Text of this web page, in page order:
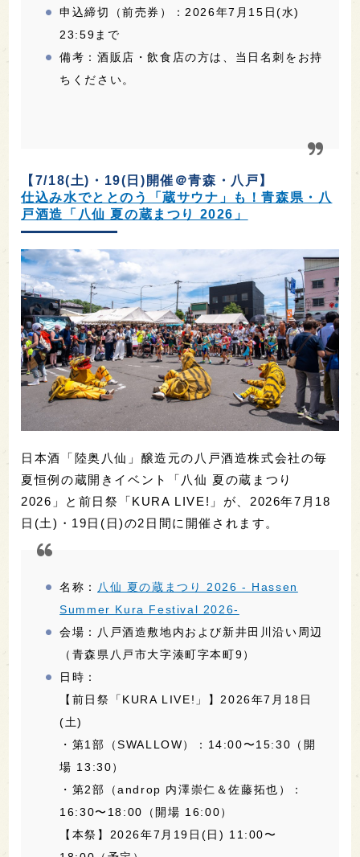
申込締切（前売券）：2026年7月15日(水)
23:59まで
備考：酒販店・飲食店の方は、当日名刺をお持
ちください。
【7/18(土)・19(日)開催＠青森・八戸】
仕込み水でととのう「蔵サウナ」も！青森県・八
戸酒造「八仙 夏の蔵まつり 2026」
日本酒「陸奥八仙」醸造元の八戸酒造株式会社の毎
夏恒例の蔵開きイベント「八仙 夏の蔵まつり
2026」と前日祭「KURA LIVE!」が、2026年7月18
日(土)・19日(日)の2日間に開催されます。
名称：
八仙 夏の蔵まつり 2026 - Hassen
Summer Kura Festival 2026-
会場：八戸酒造敷地内および新井田川沿い周辺
（青森県八戸市大字湊町字本町9）
日時：
【前日祭「KURA LIVE!」】2026年7月18日
(土)
・第1部（SWALLOW）：14:00〜15:30（開
場 13:30）
・第2部（androp 内澤崇仁＆佐藤拓也）：
16:30〜18:00（開場 16:00）
【本祭】2026年7月19日(日) 11:00〜